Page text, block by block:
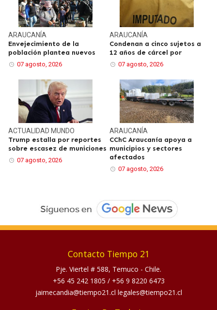
ARAUCANÍA
Envejecimiento de la
población plantea nuevos
07 agosto, 2026
ARAUCANÍA
Condenan a cinco sujetos a
12 años de cárcel por
07 agosto, 2026
ACTUALIDAD MUNDO
Trump estalla por reportes
sobre escasez de municiones
07 agosto, 2026
ARAUCANÍA
CChC Araucanía apoya a
municipios y sectores
afectados
07 agosto, 2026
Contacto Tiempo 21
Pje. Viertel # 588, Temuco - Chile.
+56 45 242 1805 / +56 9 8220 6473
jaimecandia@tiempo21.cl legales@tiempo21.cl